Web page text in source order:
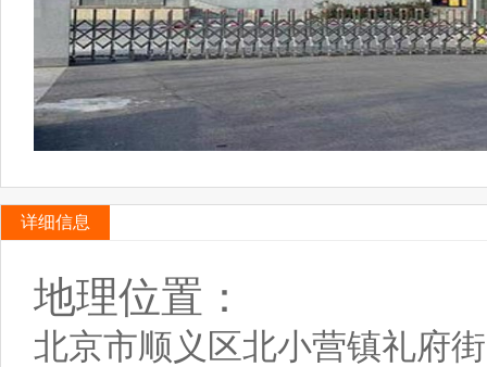
详细信息
地理位置：
北京市顺义区北小营镇礼府